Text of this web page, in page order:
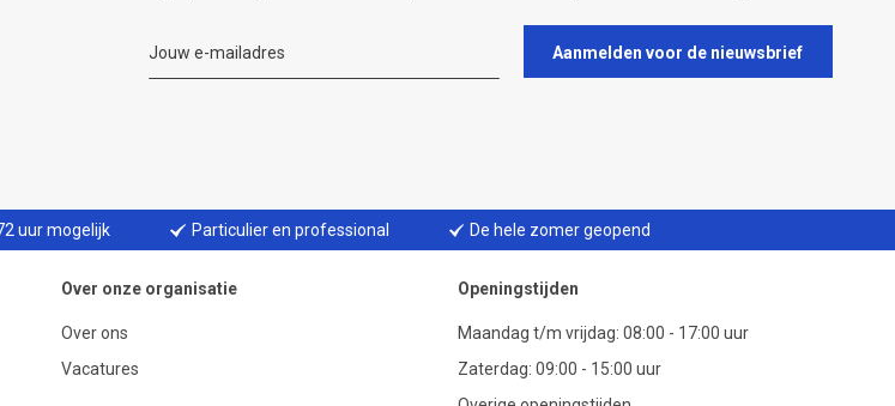
Aanmelden voor de nieuwsbrief
uur mogelijk Particulier en professional De hele zomer geopend
Over onze organisatie
Over ons
Vacatures
Openingstijden
Maandag t/m vrijdag: 08:00 - 17:00 uur
Zaterdag: 09:00 - 15:00 uur